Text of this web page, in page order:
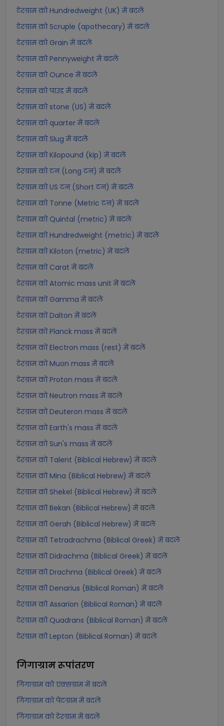
टेरग्राम को Hundredweight (UK) में बदलें
टेरग्राम को Scruple (apothecary) में बदलें
टेरग्राम को Grain में बदलें
टेरग्राम को Pennyweight में बदलें
टेरग्राम को Ounce में बदलें
टेरग्राम को पाउंड में बदलें
टेरग्राम को stone (US) में बदलें
टेरग्राम को quarter में बदलें
टेरग्राम को Slug में बदलें
टेरग्राम को Kilopound (kip) में बदलें
टेरग्राम को टन (Long टन) में बदलें
टेरग्राम को US टन (Short टन) में बदलें
टेरग्राम को Tonne (Metric टन) में बदलें
टेरग्राम को Quintal (metric) में बदलें
टेरग्राम को Hundredweight (metric) में बदलें
टेरग्राम को Kiloton (metric) में बदलें
टेरग्राम को Carat में बदलें
टेरग्राम को Atomic mass unit में बदलें
टेरग्राम को Gamma में बदलें
टेरग्राम को Dalton में बदलें
टेरग्राम को Planck mass में बदलें
टेरग्राम को Electron mass (rest) में बदलें
टेरग्राम को Muon mass में बदलें
टेरग्राम को Proton mass में बदलें
टेरग्राम को Neutron mass में बदलें
टेरग्राम को Deuteron mass में बदलें
टेरग्राम को Earth's mass में बदलें
टेरग्राम को Sun's mass में बदलें
टेरग्राम को Talent (Biblical Hebrew) में बदलें
टेरग्राम को Mina (Biblical Hebrew) में बदलें
टेरग्राम को Shekel (Biblical Hebrew) में बदलें
टेरग्राम को Bekan (Biblical Hebrew) में बदलें
टेरग्राम को Gerah (Biblical Hebrew) में बदलें
टेरग्राम को Tetradrachma (Biblical Greek) में बदलें
टेरग्राम को Didrachma (Biblical Greek) में बदलें
टेरग्राम को Drachma (Biblical Greek) में बदलें
टेरग्राम को Denarius (Biblical Roman) में बदलें
टेरग्राम को Assarion (Biblical Roman) में बदलें
टेरग्राम को Quadrans (Biblical Roman) में बदलें
टेरग्राम को Lepton (Biblical Roman) में बदलें
गिगाग्रामरूपांतरण
गिगाग्राम को एक्सग्राम में बदलें
गिगाग्राम को पेटग्राम में बदलें
गिगाग्राम को टेरग्राम में बदलें